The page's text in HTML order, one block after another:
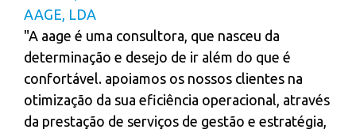
AAGE, LDA
"A aage é uma consultora, que nasceu da
determinação e desejo de ir além do que é
confortável. apoiamos os nossos clientes na
otimização da sua eficiência operacional, através
da prestação de serviços de gestão e estratégia,